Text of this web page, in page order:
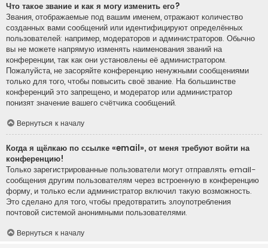
Что такое звание и как я могу изменить его?
Звания, отображаемые под вашим именем, отражают количество
созданных вами сообщений или идентифицируют определённых
пользователей: например, модераторов и администраторов. Обычно
вы не можете напрямую изменять наименования званий на
конференции, так как они установлены её администратором.
Пожалуйста, не засоряйте конференцию ненужными сообщениями
только для того, чтобы повысить своё звание. На большинстве
конференций это запрещено, и модератор или администратор
понизят значение вашего счётчика сообщений.
Вернуться к началу
Когда я щёлкаю по ссылке «email», от меня требуют войти на
конференцию!
Только зарегистрированные пользователи могут отправлять email-
сообщения другим пользователям через встроенную в конференцию
форму, и только если администратор включил такую возможность.
Это сделано для того, чтобы предотвратить злоупотребления
почтовой системой анонимными пользователями.
Вернуться к началу